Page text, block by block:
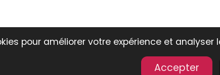
pour améliorer votre expérience et
Accepter